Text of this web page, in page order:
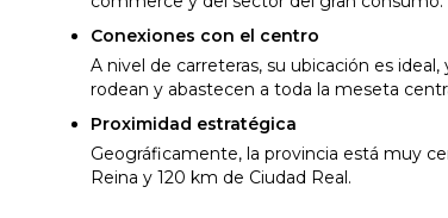
Conexiones con el centro
A nivel de carreteras, su ubicación es
rodean y abastecen a toda la meseta
Proximidad estratégica
Geográficamente, la provincia está muy
Reina y 120 km de Ciudad Real.